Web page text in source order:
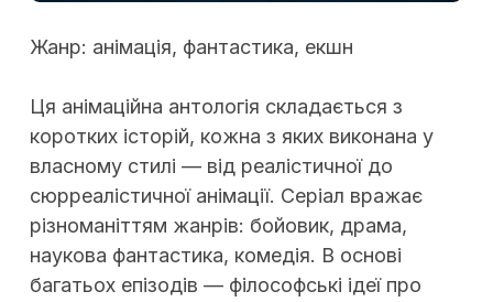
Жанр: анімація, фантастика, екшн
Ця анімаційна антологія складається з
коротких історій, кожна з яких виконана у
власному стилі — від реалістичної до
сюрреалістичної анімації. Серіал вражає
різноманіттям жанрів: бойовик, драма,
наукова фантастика, комедія. В основі
багатьох епізодів — філософські ідеї про